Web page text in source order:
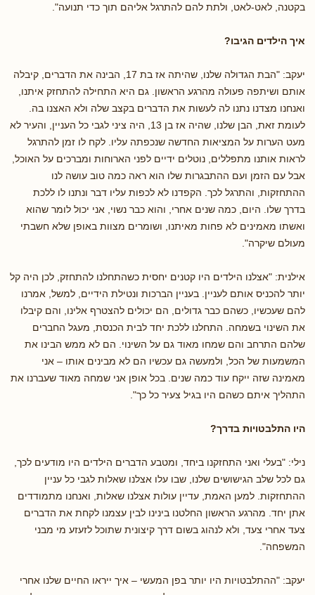
בקטנה, לאט-לאט, ולתת להם להתרגל אליהם תוך כדי תנועה".
איך הילדים הגיבו?
יעקב: "הבת הגדולה שלנו, שהיתה אז בת 17, הבינה את הדברים, קיבלה
אותם ושיתפה פעולה מהרגע הראשון. גם היא התחילה להתחזק איתנו,
ואנחנו מצדנו נתנו לה לעשות את הדברים בקצב שלה ולא האצנו בה.
לעומת זאת, הבן שלנו, שהיה אז בן 13, היה ציני לגבי כל העניין, והעיר לא
מעט הערות על המציאות החדשה שנכפתה עליו. לקח לו זמן להתרגל
לראות אותנו מתפללים, נוטלים ידיים לפני הארוחות ומברכים על האוכל,
אבל עם הזמן ועם ההתבגרות שלו הוא ראה כמה טוב עושה לנו
ההתחזקות, והתרגל לכך. הקפדנו לא לכפות עליו דבר ונתנו לו ללכת
בדרך שלו. היום, כמה שנים אחרי, והוא כבר נשוי, אני יכול לומר שהוא
ואשתו מאמינים לא פחות מאיתנו, ושומרים מצוות באופן שלא חשבתי
מעולם שיקרה".
אילנית: "אצלנו הילדים היו קטנים יחסית כשהתחלנו להתחזק, לכן היה קל
יותר להכניס אותם לעניין. בעניין הברכות ונטילת הידיים, למשל, אמרנו
להם שעכשיו, כשהם כבר גדולים, הם יכולים להצטרף אלינו, והם קיבלו
את השינוי בשמחה. התחלנו ללכת יחד לבית הכנסת, מעגל החברים
שלהם התרחב והם שמחו מאוד גם על השינוי. הם לא ממש הבינו את
המשמעות של הכל, ולמעשה גם עכשיו הם לא מבינים אותו – אני
מאמינה שזה ייקח עוד כמה שנים. בכל אופן אני שמחה מאוד שעברנו את
התהליך איתם כשהם היו בגיל צעיר כל כך".
היו התלבטויות בדרך?
נילי: "בעלי ואני התחזקנו ביחד, ומטבע הדברים הילדים היו מודעים לכך,
גם לכל שלב הגישושים שלנו, שבו עלו אצלנו שאלות לגבי כל עניין
ההתחזקות. למען האמת, עדיין עולות אצלנו שאלות, ואנחנו מתמודדים
אתן יחד. מהרגע הראשון החלטנו בינינו לבין עצמנו לקחת את הדברים
צעד אחרי צעד, ולא לנהוג בשום דרך קיצונית שתוכל לזעזע מי מבני
המשפחה".
יעקב: "ההתלבטויות היו יותר בפן המעשי – איך ייראו החיים שלנו אחרי